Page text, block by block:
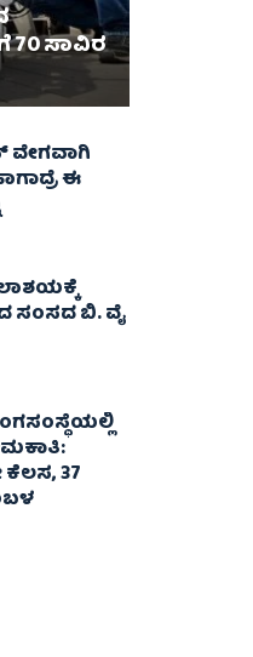
ಸಾವಿರ
ಈ
ಸಂಸದ ಬಿ. ವೈ
37